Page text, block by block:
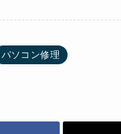
パソコン修理